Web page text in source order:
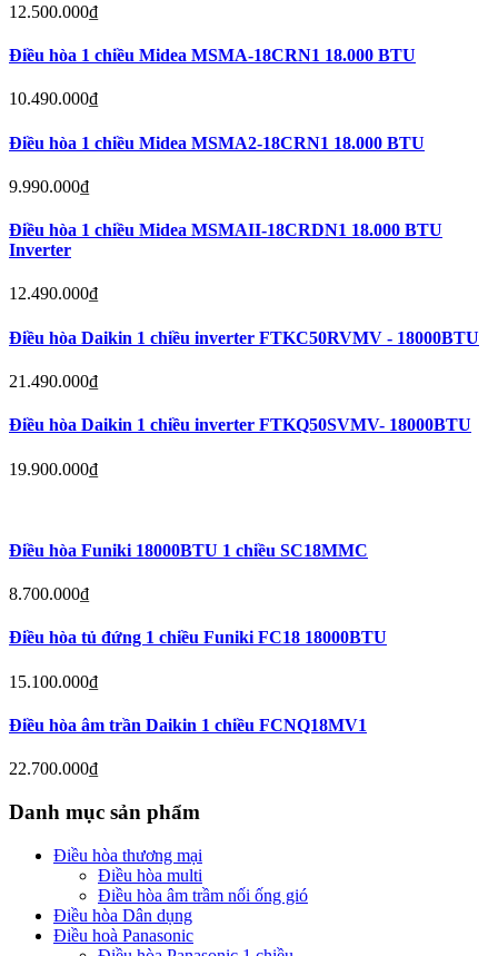
12.500.000₫
Điều hòa 1 chiều Midea MSMA-18CRN1 18.000 BTU
10.490.000₫
Điều hòa 1 chiều Midea MSMA2-18CRN1 18.000 BTU
9.990.000₫
Điều hòa 1 chiều Midea MSMAII-18CRDN1 18.000 BTU
Inverter
12.490.000₫
Điều hòa Daikin 1 chiều inverter FTKC50RVMV - 18000BTU
21.490.000₫
Điều hòa Daikin 1 chiều inverter FTKQ50SVMV- 18000BTU
19.900.000₫
Điều hòa Funiki 18000BTU 1 chiều SC18MMC
8.700.000₫
Điều hòa tủ đứng 1 chiều Funiki FC18 18000BTU
15.100.000₫
Điều hòa âm trần Daikin 1 chiều FCNQ18MV1
22.700.000₫
Danh mục sản phẩm
Điều hòa thương mại
Điều hòa multi
Điều hòa âm trầm nối ống gió
Điều hòa Dân dụng
Điều hoà Panasonic